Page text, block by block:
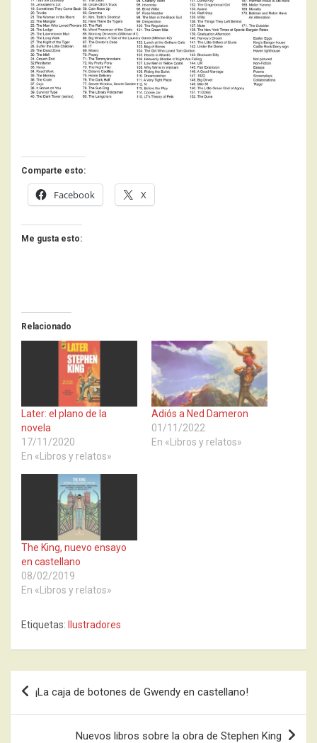
Comparte esto:
Facebook X
Me gusta esto:
Relacionado
Later: el plano de la
novela
17/11/2020
En «Libros y relatos»
Adiós a Ned Dameron
01/11/2022
En «Libros y relatos»
The King, nuevo ensayo
en castellano
08/02/2019
En «Libros y relatos»
Etiquetas: Ilustradores
Navegación
entradas
¡La caja de botones de Gwendy en castellano!
Nuevos libros sobre la obra de Stephen King